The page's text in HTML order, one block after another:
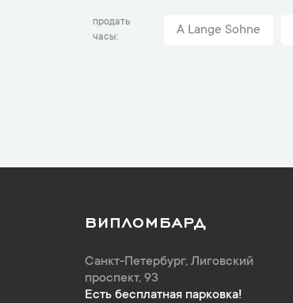
продать
часы
A Lange Sohne
ВИПЛОМБАРД
Санкт-Петербург, Лиговский
проспект, 93
Есть бесплатная парковка!